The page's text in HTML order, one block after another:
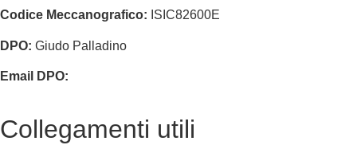
Codice Meccanografico: ISIC82600E
DPO: Giudo Palladino
Email DPO:
Collegamenti utili